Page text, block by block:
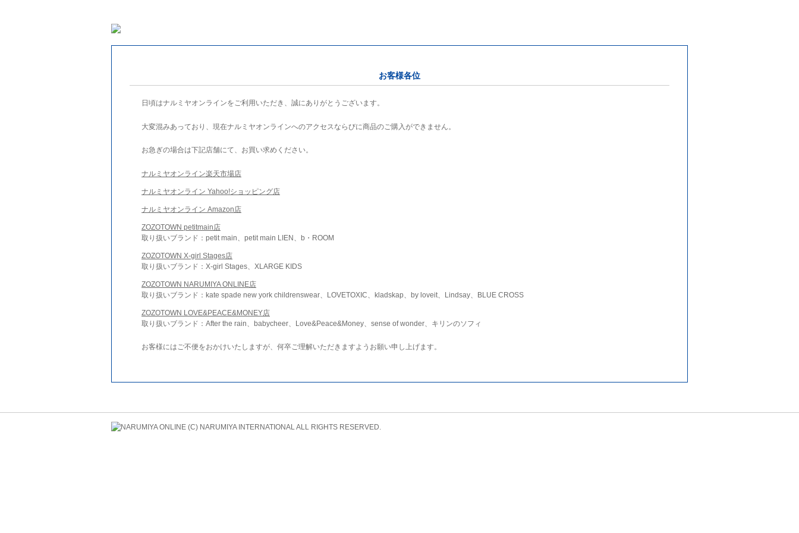
お客様各位
日頃はナルミヤオンラインをご利用いただき、誠にありがとうございます。
大変混みあっており、現在ナルミヤオンラインへのアクセスならびに商品のご購入ができません。
お急ぎの場合は下記店舗にて、お買い求めください。
ナルミヤオンライン楽天市場店
ナルミヤオンライン Yahoo!ショッピング店
ナルミヤオンライン Amazon店
ZOZOTOWN petitmain店
取り扱いブランド：petit main、petit main LIEN、b・ROOM
ZOZOTOWN X-girl Stages店
取り扱いブランド：X-girl Stages、XLARGE KIDS
ZOZOTOWN NARUMIYA ONLINE店
取り扱いブランド：kate spade new york childrenswear、LOVETOXIC、kladskap、by loveit、Lindsay、BLUE CROSS
ZOZOTOWN LOVE&PEACE&MONEY店
取り扱いブランド：After the rain、babycheer、Love&Peace&Money、sense of wonder、キリンのソフィ
お客様にはご不便をおかけいたしますが、何卒ご理解いただきますようお願い申し上げます。